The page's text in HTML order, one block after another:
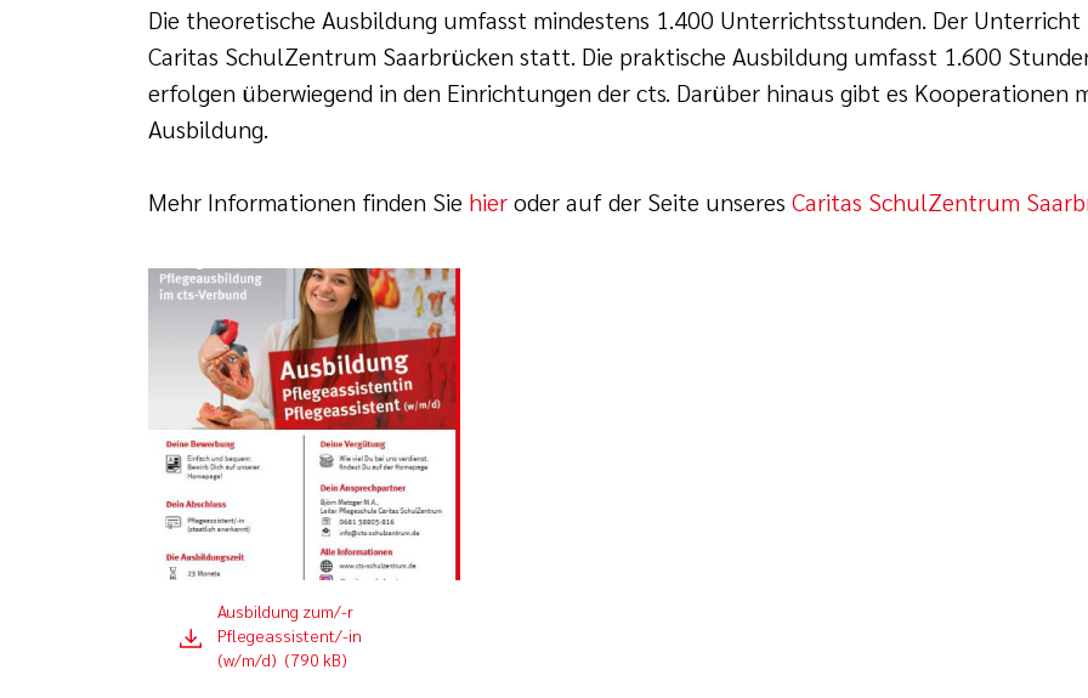
Die theoretische Ausbildung umfasst mindestens 1.400 Unterrichtsstunden. Der
Caritas SchulZentrum Saarbrücken statt. Die praktische Ausbildung umfasst 1.600
erfolgen überwiegend in den Einrichtungen der cts. Darüber hinaus gibt es Kooperationen
Ausbildung.
Mehr Informationen finden Sie hieroder auf der Seite unseres Caritas SchulZentrum
Ausbildung zum/-r
Pflegeassistent/-in
(w/m/d) (790 kB)